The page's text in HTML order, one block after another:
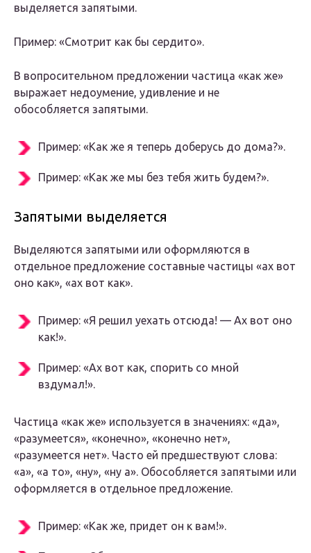
выделяется запятыми.
Пример: «Смотрит как бы сердито».
В вопросительном предложении частица «как же»
выражает недоумение, удивление и не
обособляется запятыми.
Пример: «Как же я теперь доберусь до дома?».
Пример: «Как же мы без тебя жить будем?».
Запятыми выделяется
Выделяются запятыми или оформляются в
отдельное предложение составные частицы «ах вот
оно как», «ах вот как».
Пример: «Я решил уехать отсюда! — Ах вот оно
как!».
Пример: «Ах вот как, спорить со мной
вздумал!».
Частица «как же» используется в значениях: «да»,
«разумеется», «конечно», «конечно нет»,
«разумеется нет». Часто ей предшествуют слова:
«а», «а то», «ну», «ну а». Обособляется запятыми или
оформляется в отдельное предложение.
Пример: «Как же, придет он к вам!».